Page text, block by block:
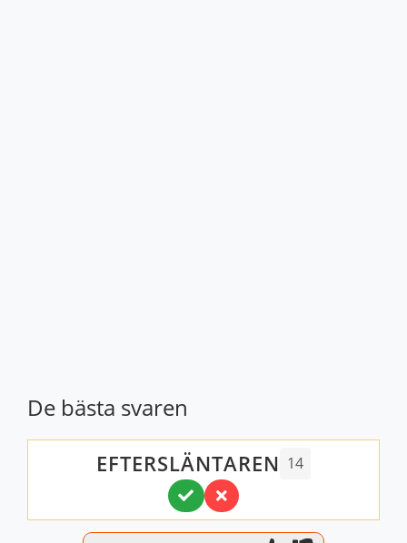
De bästa svaren
EFTERSLÄNTAREN 14